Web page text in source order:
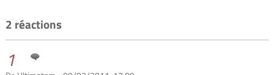
2 réactions
1